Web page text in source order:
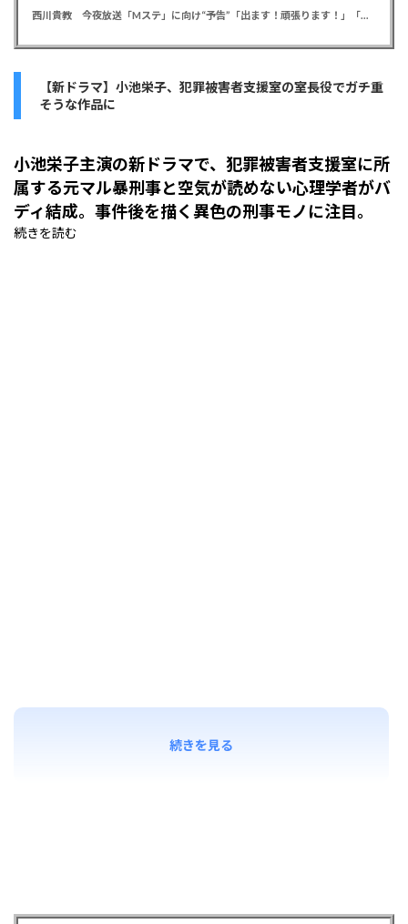
西川貴教 今夜放送「Mステ」に向け“予告”「出ます！頑張ります！」「恐らくアレも着ます！」
【新ドラマ】小池栄子、犯罪被害者支援室の室長役でガチ重
そうな作品に
小池栄子主演の新ドラマで、犯罪被害者支援室に所
属する元マル暴刑事と空気が読めない心理学者がバ
ディ結成。事件後を描く異色の刑事モノに注目。
続きを読む
続きを見る